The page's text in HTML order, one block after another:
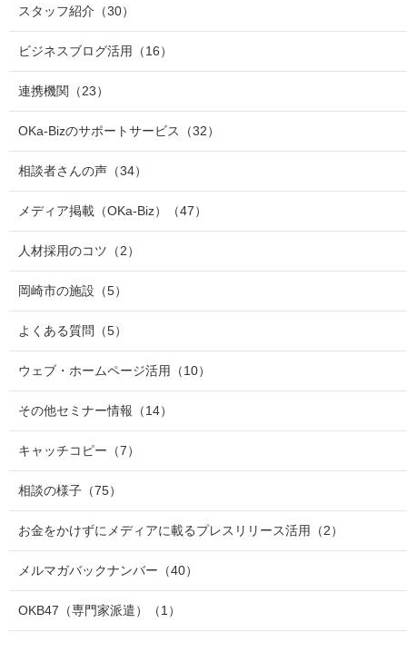
スタッフ紹介 （30）
ビジネスブログ活用 （16）
連携機関 （23）
OKa-Bizのサポートサービス （32）
相談者さんの声 （34）
メディア掲載（OKa-Biz） （47）
人材採用のコツ （2）
岡崎市の施設 （5）
よくある質問 （5）
ウェブ・ホームページ活用 （10）
その他セミナー情報 （14）
キャッチコピー （7）
相談の様子 （75）
お金をかけずにメディアに載るプレスリリース活用 （2）
メルマガバックナンバー （40）
OKB47（専門家派遣） （1）